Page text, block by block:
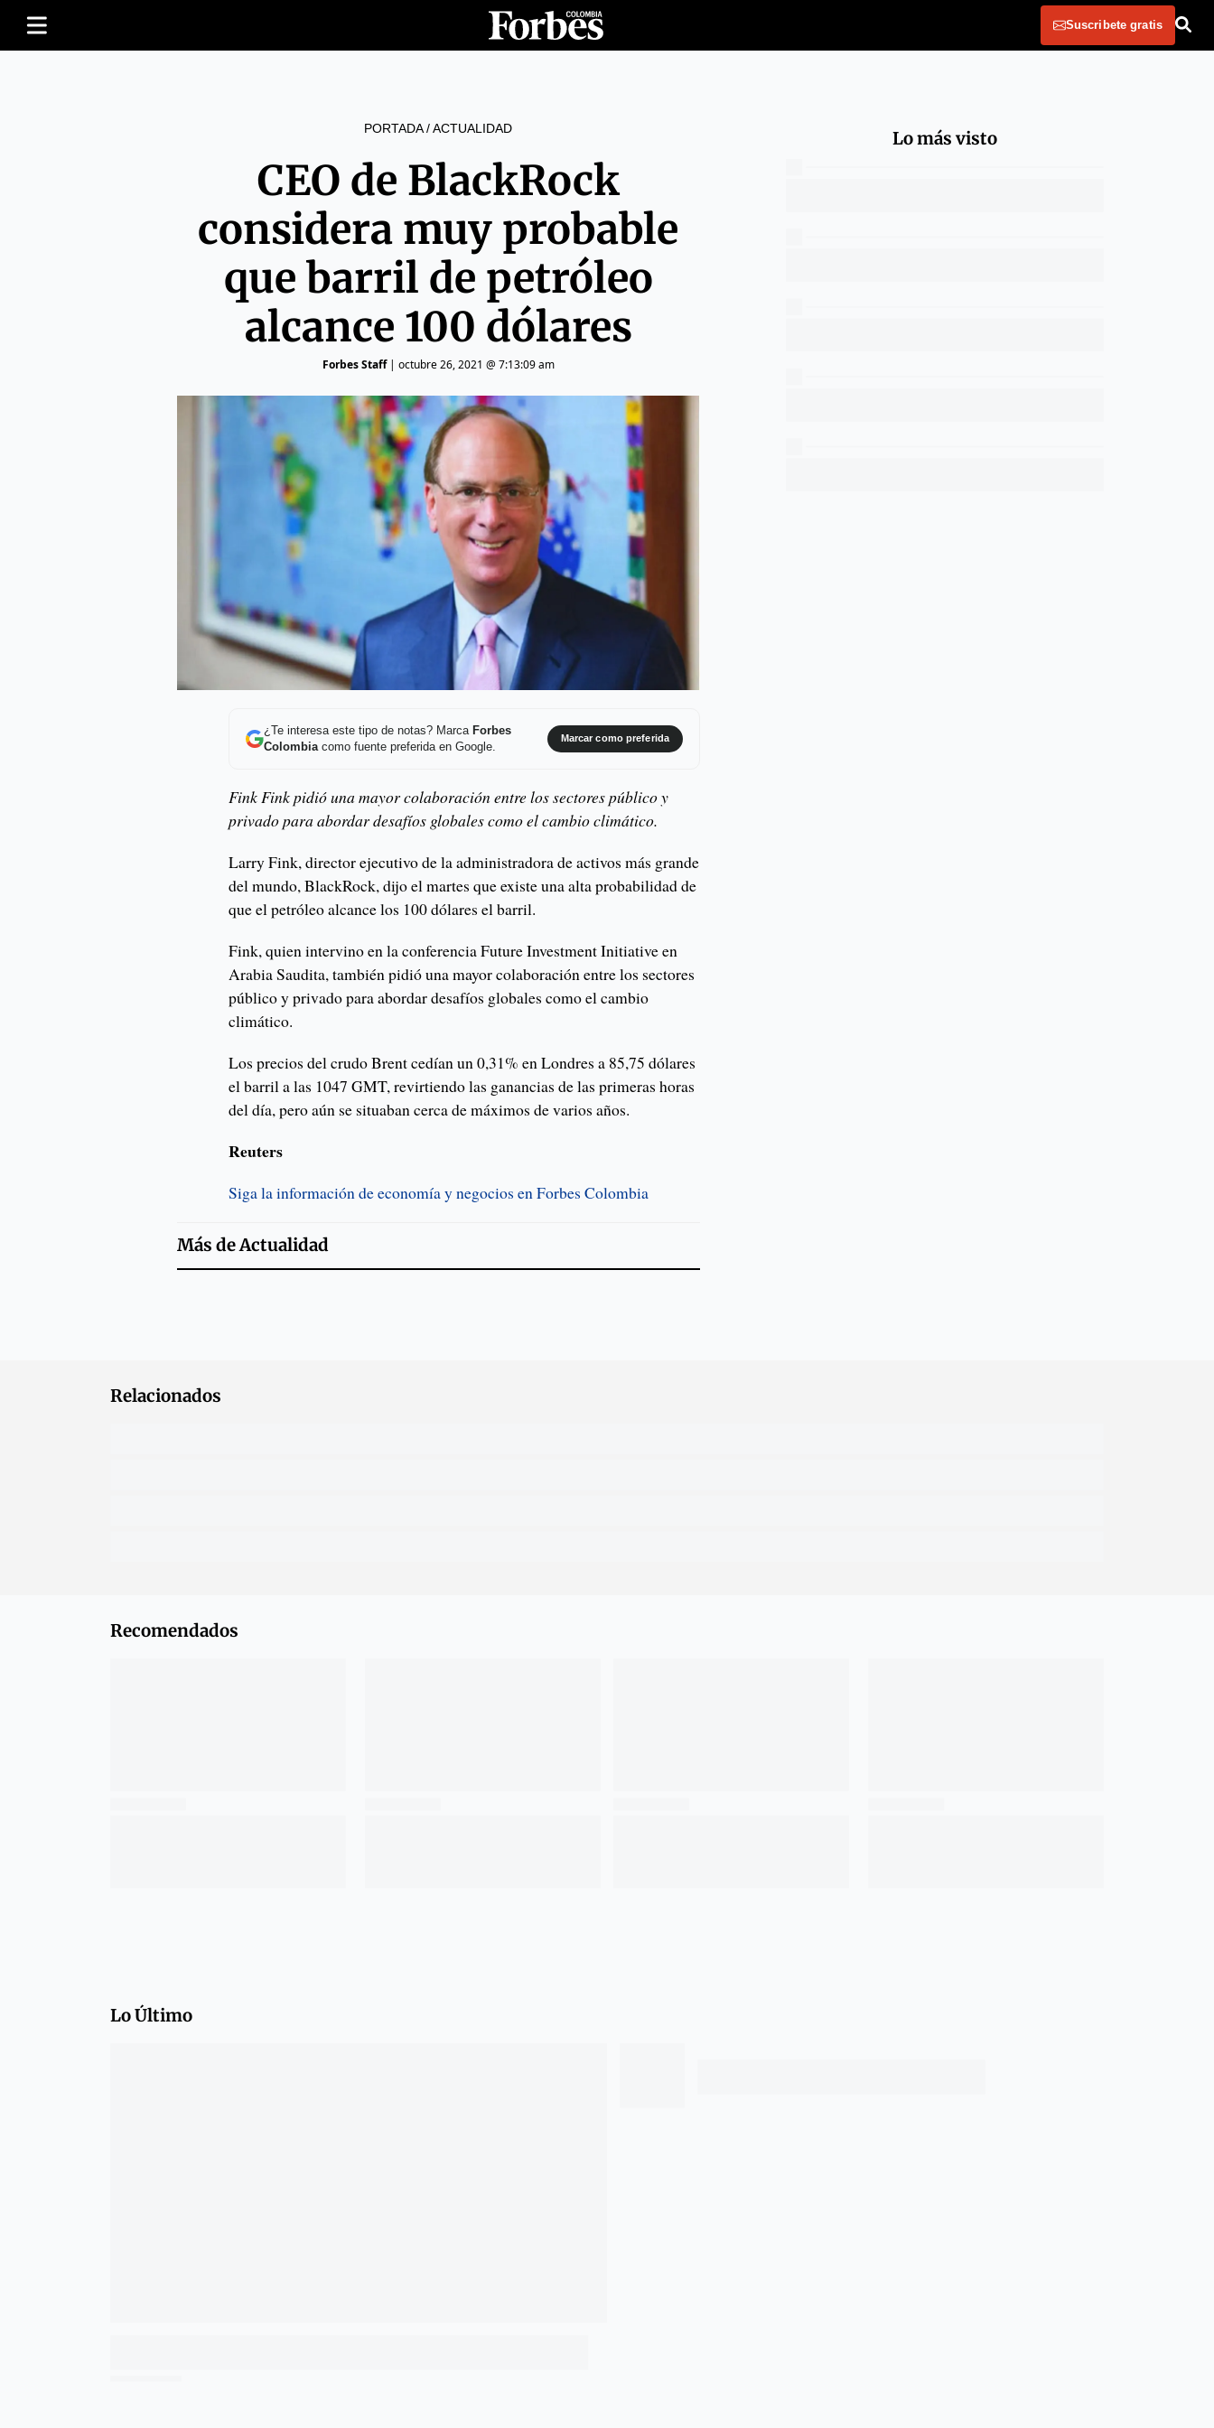
Suscribete gratis
PORTADA/ACTUALIDAD
CEO de BlackRock
considera muy probable
que barril de petróleo
alcance 100 dólares
Forbes Staff| octubre 26, 2021 @ 7:13:09 am
¿Te interesa este tipo de notas? Marca Forbes
Colombiacomo fuente preferida en Google.
Marcar como preferida
Fink Fink pidió una mayor colaboración entre los sectores público y
privado para abordar desafíos globales como el cambio climático.
Larry Fink, director ejecutivo de la administradora de activos más grande
del mundo, BlackRock, dijo el martes que existe una alta probabilidad de
que el petróleo alcance los 100 dólares el barril.
Fink, quien intervino en la conferencia Future Investment Initiative en
Arabia Saudita, también pidió una mayor colaboración entre los sectores
público y privado para abordar desafíos globales como el cambio
climático.
Los precios del crudo Brent cedían un 0,31% en Londres a 85,75 dólares
el barril a las 1047 GMT, revirtiendo las ganancias de las primeras horas
del día, pero aún se situaban cerca de máximos de varios años.
Reuters
Siga la información de economía y negocios en Forbes Colombia
Más deActualidad
Lo más visto
Relacionados
Recomendados
Lo Último